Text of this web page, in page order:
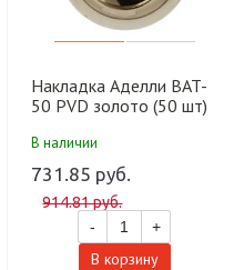
Накладка Аделли BAT-
50 PVD золото (50 шт)
В наличии
731.85 руб.
914.81 руб.
-
+
В корзину